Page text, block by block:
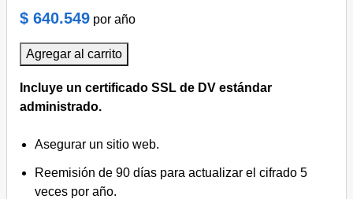
$ 640.549 por año
Agregar al carrito
Incluye un certificado SSL de DV estándar
administrado.
Asegurar un sitio web.
Reemisión de 90 días para actualizar el cifrado 5
veces por año.